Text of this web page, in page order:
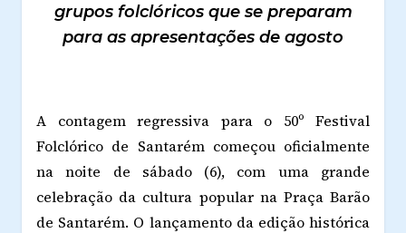
grupos folclóricos que se preparam
para as apresentações de agosto
A contagem regressiva para o 50º Festival
Folclórico de Santarém começou oficialmente
na noite de sábado (6), com uma grande
celebração da cultura popular na Praça Barão
de Santarém. O lançamento da edição histórica